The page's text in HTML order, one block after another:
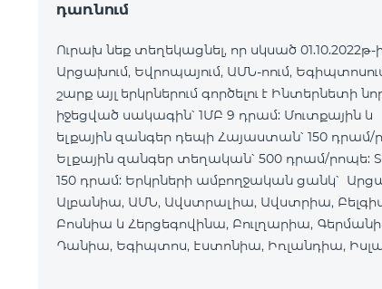
դառնում
Ուրախ նեք տեղեկացնել, որ սկսած 01.10.2022թ-
Արցախում, Եվրոպայում, ԱՄՆ-ոում,
շարք այլ երկրներում գործելու է Ինտերնետի
իջեցված սակագին՝ 1ՄԲ 9 դրամ: Մուտքային և
ելքային զանգեր դեպի Հայաստան՝ 150 դրամ/
Ելքային զանգեր տեղական՝ 500 դրամ/րոպե:
150 դրամ: Երկրների ամբողջական ցանկ՝
Ալբանիա, ԱՄՆ, Ավստրալիա, Ավստրիա,
Բոսնիա և Հերցեգովինա, Բուլղարիա,
Դանիա, Եգիպտոս, Էստոնիա, Իռլանդիա,